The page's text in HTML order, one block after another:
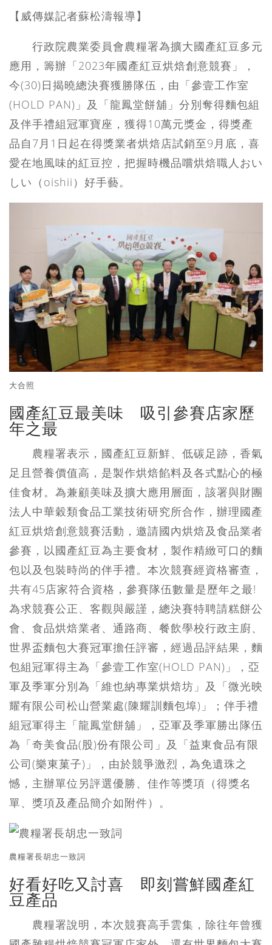
【威傳媒記者蘇松濤報導】
行政院農業委員會農糧署為擴大國產紅豆多元
應用，籌辦「2023年國產紅豆烘焙創意競賽」，
今(30)日揭曉總決賽獲勝隊伍，由「參壹工作室
(HOLD PAN)」及「龍鳳堂餅舖」分別奪得麵包組
及伴手禮組冠軍寶座，獲得10萬元獎金，得獎產
品自7月1日起在得獎業者烘焙店試銷至9月底，喜
愛在地風味的紅豆控，把握時機品嚐烘焙職人おい
しい（oishii）好手藝。
大合照
國產紅豆最美味 吸引參賽店家歷
年之最
農糧署表示，國產紅豆新鮮、低碳足跡，香氣
足且營養價值高，是製作烘焙餡料及各式點心的極
佳食材。為兼顧美味及擴大應用層面，該署與財團
法人中華穀類食品工業技術研究所合作，辦理國產
紅豆烘焙創意競賽活動，邀請國內烘焙及食品業者
參賽，以國產紅豆為主要食材，製作精緻可口的麵
包以及包裝時尚的伴手禮。本次競賽經資格審查，
共有45店家符合資格，參賽隊伍數量是歷年之最!
為求競賽公正、客觀與嚴謹，總決賽特聘請糕餅公
會、食品烘焙業者、通路商、餐飲學校行政主廚、
世界盃麵包大賽冠軍擔任評審，經過品評結果，麵
包組冠軍得主為「參壹工作室(HOLD PAN)」，亞
軍及季軍分別為「維也納專業烘焙坊」及「微光映
耀有限公司松山營業處(陳耀訓麵包埠)」；伴手禮
組冠軍得主「龍鳳堂餅舖」，亞軍及季軍勝出隊伍
為「奇美食品(股)份有限公司」及「益東食品有限
公司(樂東菓子)」，由於競爭激烈，為免遺珠之
憾，主辦單位另評選優勝、佳作等獎項（得獎名
單、獎項及產品簡介如附件）。
農糧署長胡忠一致詞
好看好吃又討喜 即刻嘗鮮國產紅
豆產品
農糧署說明，本次競賽高手雲集，除往年曾獲